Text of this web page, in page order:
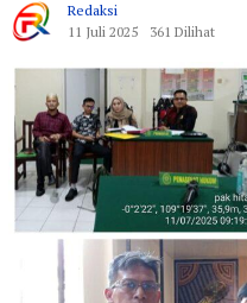
Redaksi
11 Juli 2025
361 Dilihat